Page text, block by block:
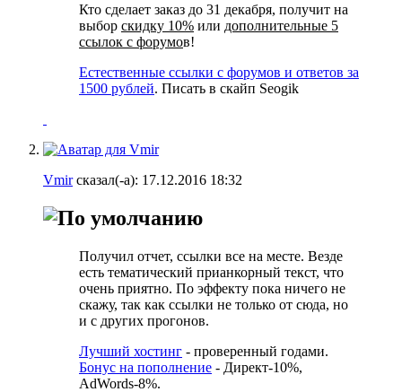
Кто сделает заказ до 31 декабря, получит на
выбор скидку 10% или дополнительные 5
ссылок с форумов!
Естественные ссылки с форумов и ответов за
1500 рублей. Писать в скайп Seogik
Vmirсказал(-а): 17.12.2016 18:32
Получил отчет, ссылки все на месте. Везде
есть тематический прианкорный текст, что
очень приятно. По эффекту пока ничего не
скажу, так как ссылки не только от сюда, но
и с других прогонов.
Лучший хостинг - проверенный годами.
Бонус на пополнение - Директ-10%,
AdWords-8%.